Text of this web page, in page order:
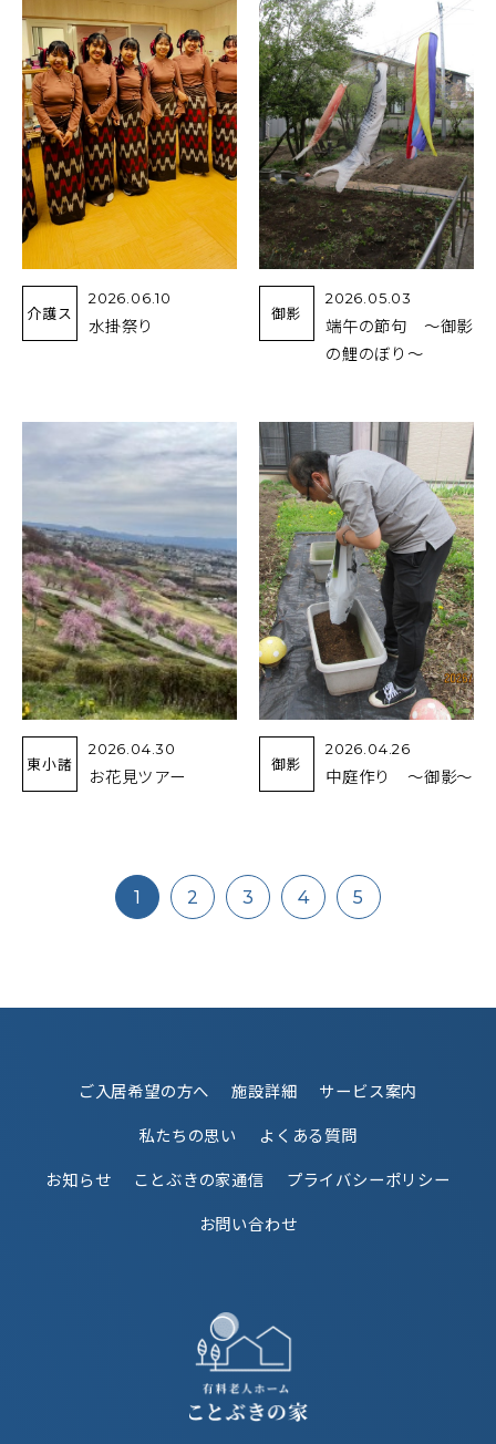
介護ス
2026.06.10
水掛祭り
御影
2026.05.03
端午の節句 ～御影
の鯉のぼり～
東小諸
2026.04.30
お花見ツアー
御影
2026.04.26
中庭作り ～御影～
1 2 3 4 5
ご入居希望の方へ 施設詳細
サービス案内
私たちの思い
よくある質問
お知らせ
ことぶきの家通信
プライバシーポリシー
お問い合わせ